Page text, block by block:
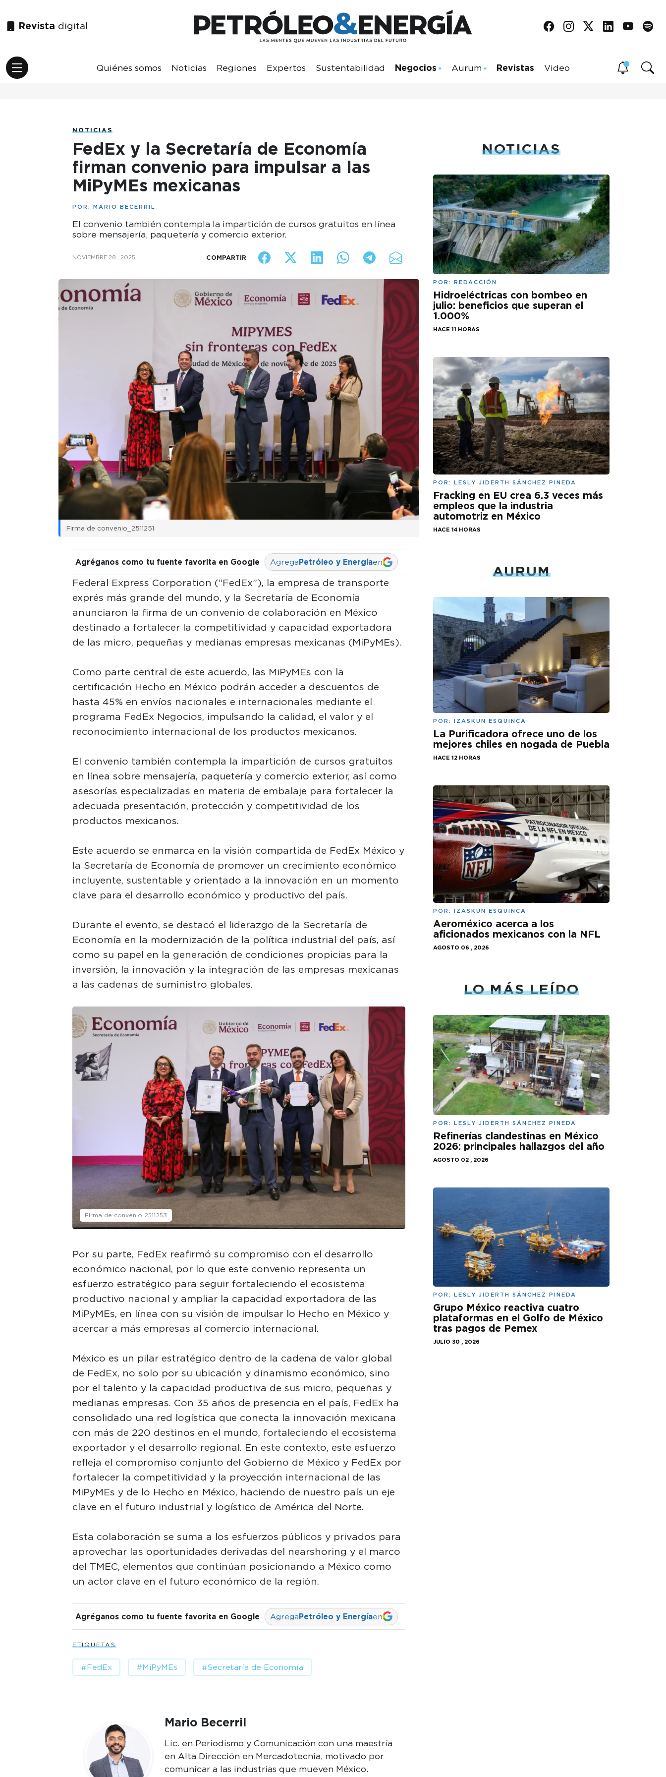
Revista digital
Quiénes somos Noticias Regiones Expertos Sustentabilidad Negocios Aurum Revistas Video
NOTICIAS
FedEx y la Secretaría de Economía
firman convenio para impulsar a las
MiPyMEs mexicanas
POR: MARIO BECERRIL
El convenio también contempla la impartición de cursos gratuitos en línea
sobre mensajería, paquetería y comercio exterior.
NOVIEMBRE 28 , 2025 COMPARTIR
Firma de convenio_2511251
Agréganos como tu fuente favorita en Google AgregaPetróleo y Energíaen
Federal Express Corporation (“FedEx”), la empresa de transporte
exprés más grande del mundo, y la Secretaría de Economía
anunciaron la firma de un convenio de colaboración en México
destinado a fortalecer la competitividad y capacidad exportadora
de las micro, pequeñas y medianas empresas mexicanas (MiPyMEs).
Como parte central de este acuerdo, las MiPyMEs con la
certificación Hecho en México podrán acceder a descuentos de
hasta 45% en envíos nacionales e internacionales mediante el
programa FedEx Negocios, impulsando la calidad, el valor y el
reconocimiento internacional de los productos mexicanos.
El convenio también contempla la impartición de cursos gratuitos
en línea sobre mensajería, paquetería y comercio exterior, así como
asesorías especializadas en materia de embalaje para fortalecer la
adecuada presentación, protección y competitividad de los
productos mexicanos.
Este acuerdo se enmarca en la visión compartida de FedEx México y
la Secretaría de Economía de promover un crecimiento económico
incluyente, sustentable y orientado a la innovación en un momento
clave para el desarrollo económico y productivo del país.
Durante el evento, se destacó el liderazgo de la Secretaría de
Economía en la modernización de la política industrial del país, así
como su papel en la generación de condiciones propicias para la
inversión, la innovación y la integración de las empresas mexicanas
a las cadenas de suministro globales.
Firma de convenio 2511253
Por su parte, FedEx reafirmó su compromiso con el desarrollo
económico nacional, por lo que este convenio representa un
esfuerzo estratégico para seguir fortaleciendo el ecosistema
productivo nacional y ampliar la capacidad exportadora de las
MiPyMEs, en línea con su visión de impulsar lo Hecho en México y
acercar a más empresas al comercio internacional.
México es un pilar estratégico dentro de la cadena de valor global
de FedEx, no solo por su ubicación y dinamismo económico, sino
por el talento y la capacidad productiva de sus micro, pequeñas y
medianas empresas. Con 35 años de presencia en el país, FedEx ha
consolidado una red logística que conecta la innovación mexicana
con más de 220 destinos en el mundo, fortaleciendo el ecosistema
exportador y el desarrollo regional. En este contexto, este esfuerzo
refleja el compromiso conjunto del Gobierno de México y FedEx por
fortalecer la competitividad y la proyección internacional de las
MiPyMEs y de lo Hecho en México, haciendo de nuestro país un eje
clave en el futuro industrial y logístico de América del Norte.
Esta colaboración se suma a los esfuerzos públicos y privados para
aprovechar las oportunidades derivadas del nearshoring y el marco
del TMEC, elementos que continúan posicionando a México como
un actor clave en el futuro económico de la región.
Agréganos como tu fuente favorita en Google AgregaPetróleo y Energíaen
ETIQUETAS
#FedEx #MiPyMEs #Secretaría de Economía
Mario Becerril
Lic. en Periodismo y Comunicación con una maestría
en Alta Dirección en Mercadotecnia, motivado por
comunicar a las industrias que mueven México.
NOTICIAS
POR: REDACCIÓN
Hidroeléctricas con bombeo en
julio: beneficios que superan el
1.000%
HACE 11 HORAS
POR: LESLY JIDERTH SÁNCHEZ PINEDA
Fracking en EU crea 6.3 veces más
empleos que la industria
automotriz en México
HACE 14 HORAS
AURUM
POR: IZASKUN ESQUINCA
La Purificadora ofrece uno de los
mejores chiles en nogada de Puebla
HACE 12 HORAS
POR: IZASKUN ESQUINCA
Aeroméxico acerca a los
aficionados mexicanos con la NFL
AGOSTO 06 , 2026
LO MÁS LEÍDO
POR: LESLY JIDERTH SÁNCHEZ PINEDA
Refinerías clandestinas en México
2026: principales hallazgos del año
AGOSTO 02 , 2026
POR: LESLY JIDERTH SÁNCHEZ PINEDA
Grupo México reactiva cuatro
plataformas en el Golfo de México
tras pagos de Pemex
JULIO 30 , 2026